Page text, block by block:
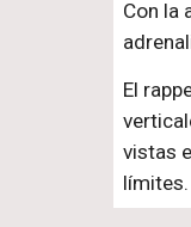
Con la
El
vistas
límites.